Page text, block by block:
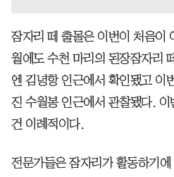
잠자리 떼 출몰은 이번이 처음이
월에도 수천 마리의 된장잠자리
엔 김녕항 인근에서 확인됐고 이
진 수월봉 인근에서 관찰됐다.
건 이례적이다.
전문가들은 잠자리가 활동하기